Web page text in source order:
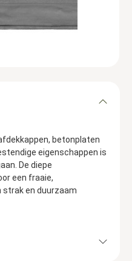
betonplaten
eigenschappen is
De diepe
een fraaie,
strak en duurzaam